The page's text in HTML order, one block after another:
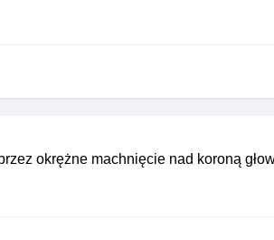
okrężne machnięcie nad koroną